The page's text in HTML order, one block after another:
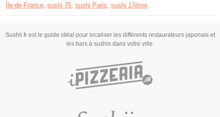
Île-de-France, sushi 75, sushi Paris, sushi 17ème.
Sushii.fr est le guide idéal pour localiser les différents restaurateurs japonais et
les bars à sushis dans votre ville.